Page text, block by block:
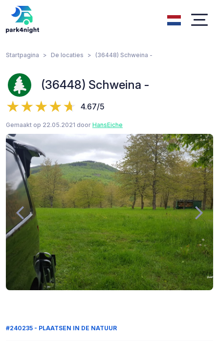
Startpagina De locaties (36448) Schweina -
(36448) Schweina -
4.67/5
Gemaakt op 22.05.2021 door HansEiche
#240235 - PLAATSEN IN DE NATUUR